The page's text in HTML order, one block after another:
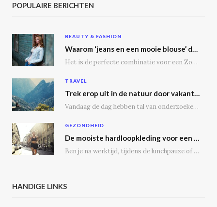
POPULAIRE BERICHTEN
BEAUTY & FASHION
Waarom ‘jeans en een mooie blouse’ dé outfit is
Het is de perfecte combinatie voor een Zoomgesprek, lunchdate of een dagje shoppen. Bij een…
TRAVEL
Trek erop uit in de natuur door vakantie te vieren op een camping
Vandaag de dag hebben tal van onderzoeken aangetoond dat vakantie vieren op een camping tal…
GEZONDHEID
De mooiste hardloopkleding voor een gezonde geest en voor de echte outdoor hardloper
Ben je na werktijd, tijdens de lunchpauze of in het weekend regelmatig op de weg,…
HANDIGE LINKS